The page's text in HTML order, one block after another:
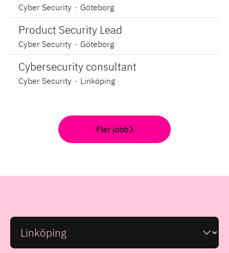
Cyber Security · Göteborg
Product Security Lead
Cyber Security · Göteborg
Cybersecurity consultant
Cyber Security · Linköping
Fler jobb